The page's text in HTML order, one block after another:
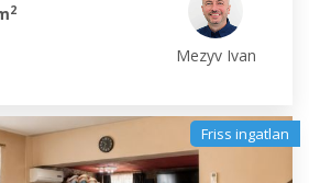
2
Mezyv Ivan
Friss ingatlan